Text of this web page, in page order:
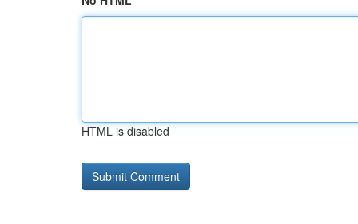
HTML is disabled